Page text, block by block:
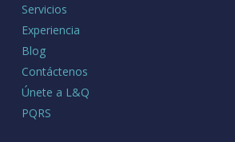
Servicios
Experiencia
Blog
Contáctenos
Únete a L&Q
PQRS